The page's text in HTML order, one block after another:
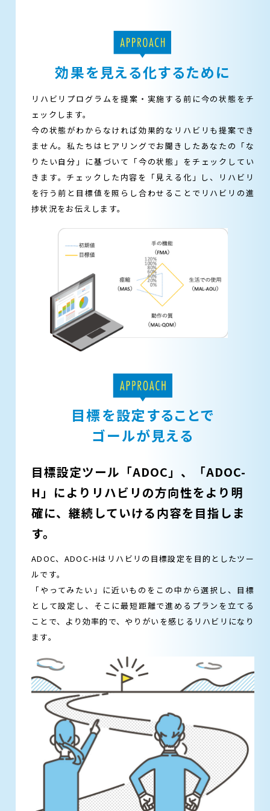
効果を見える化するために
リハビリプログラムを提案・実施する前に今の状態をチ
ェックします。
今の状態がわからなければ効果的なリハビリも提案でき
ません。私たちはヒアリングでお聞きしたあなたの「な
りたい自分」に基づいて「今の状態」をチェックしてい
きます。チェックした内容を「見える化」し、リハビリ
を行う前と目標値を照らし合わせることでリハビリの進
捗状況をお伝えします。
目標を設定することで
ゴールが見える
目標設定ツール「ADOC」、「ADOC-
H」により リハビリの方向性をより明
確に、 継続していける内容を目指しま
す。
ADOC、ADOC-Hはリハビリの目標設定を目的としたツー
ルです。
「やってみたい」に近いものをこの中から選択し、目標
として設定し、そこに最短距離で進めるプランを立てる
ことで、より効率的で、やりがいを感じるリハビリになり
ます。